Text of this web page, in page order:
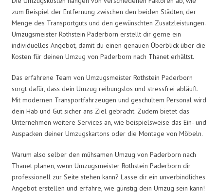
zum Beispiel der Entfernung zwischen den beiden Städten, der
Menge des Transportguts und den gewünschten Zusatzleistungen.
Umzugsmeister Rothstein Paderborn erstellt dir gerne ein
individuelles Angebot, damit du einen genauen Überblick über die
Kosten für deinen Umzug von Paderborn nach Thanet erhältst.
Das erfahrene Team von Umzugsmeister Rothstein Paderborn
sorgt dafür, dass dein Umzug reibungslos und stressfrei abläuft.
Mit modernen Transportfahrzeugen und geschultem Personal wird
dein Hab und Gut sicher ans Ziel gebracht. Zudem bietet das
Unternehmen weitere Services an, wie beispielsweise das Ein- und
Auspacken deiner Umzugskartons oder die Montage von Möbeln.
Warum also selber den mühsamen Umzug von Paderborn nach
Thanet planen, wenn Umzugsmeister Rothstein Paderborn dir
professionell zur Seite stehen kann? Lasse dir ein unverbindliches
Angebot erstellen und erfahre, wie günstig dein Umzug sein kann!